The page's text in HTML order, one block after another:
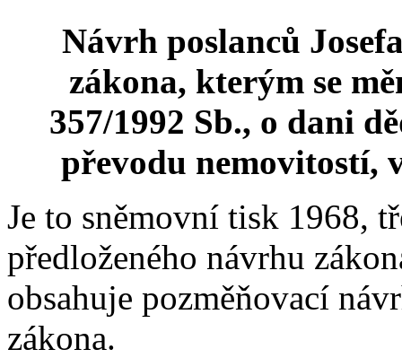
Návrh poslanců
zákona, kterým se
357/1992 Sb., o dani
převodu nemovitostí,
Je to sněmovní tisk 1968,
předloženého návrhu
obsahuje pozměňovací
zákona.